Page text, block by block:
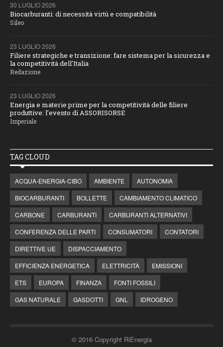
30 LUGLIO 2026
Biocarburanti: di necessità virtù e compatibilità
Sileo
23 LUGLIO 2026
Filiere strategiche e transizione: fare sistema per la sicurezza e
la competitività dell'Italia
Redazione
23 LUGLIO 2026
Energia e materie prime per la competitività delle filiere
produttive: l’evento di ASSORISORSE
Imperiale
TAG CLOUD
ACQUA-ENERGIA-CIBO AMBIENTE
AUTONOMIA
BIOCARBURANTI
BOLLETTE
CAMBIAMENTO CLIMATICO
CARBONE
CARBURANTI
CARBURANTI ALTERNATIVI
CONFERENZA DELLE PARTI
CONSUMATORI
CONTATORI
DIRETTIVE UE
DISPACCIAMENTO
EFFICIENZA ENERGETICA
ELETTRICITÀ
EMISSIONI
ETS
EUROPA FINANZA
FONTI FOSSILI
GAS NATURALE
GASDOTTI GNL IDROGENO
© 2016 Copyright RiEnergia